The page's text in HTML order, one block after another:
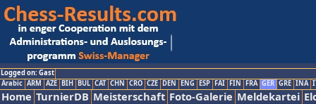
Logged on: Gast
Arabic ARM AZE BIH BUL CAT CHN CRO CZE DEN ENG ESP FAI FIN FRA GER GRE INA
Home TurnierDB Meisterschaft Foto-Galerie Meldekartei